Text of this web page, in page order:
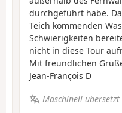
durchgeführt habe.
Teich kommenden
Schwierigkeiten
nicht in diese Tour
Mit freundlichen
Jean-François D
Maschinell übersetzt